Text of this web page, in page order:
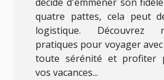
quatre pattes, cela peut
logistique. Découvrez
pratiques pour voyager
toute sérénité et profiter
vos vacances...